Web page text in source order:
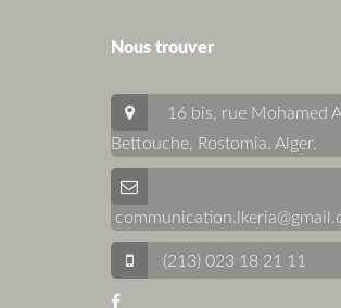
Nous trouver
16 bis, rue Mohamed
Bettouche, Rostomia. Alger.
(213) 023 18 21 11